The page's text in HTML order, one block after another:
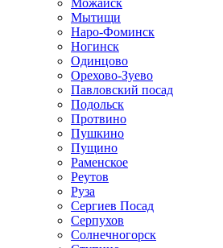
Мытищи
Наро-Фоминск
Ногинск
Одинцово
Орехово-Зуево
Павловский посад
Подольск
Протвино
Пушкино
Пущино
Раменское
Реутов
Руза
Сергиев Посад
Серпухов
Солнечногорск